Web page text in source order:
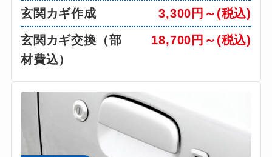
玄関カギ作成
3,300円～(税込)
玄関カギ交換（部
材費込）
18,700円～(税込)